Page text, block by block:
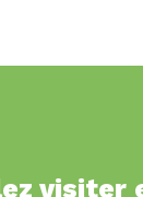
visiter